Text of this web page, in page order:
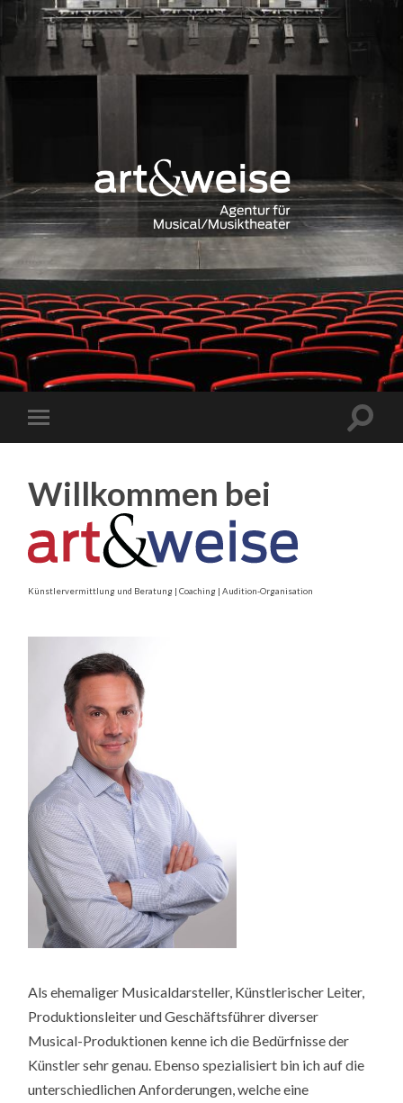
Willkommen bei
Künstlervermittlung und Beratung | Coaching | Audition-Organisation
Als ehemaliger Musicaldarsteller, Künstlerischer Leiter,
Produktionsleiter und Geschäftsführer diverser
Musical-Produktionen kenne ich die Bedürfnisse der
Künstler sehr genau. Ebenso spezialisiert bin ich auf die
unterschiedlichen Anforderungen, welche eine